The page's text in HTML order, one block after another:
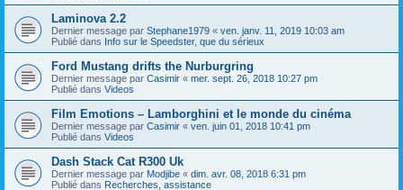
Laminova 2.2
Dernier message par Stephane1979 « ven. janv. 11, 2019 10:03 am
Publié dans Info sur le Speedster, que du sérieux
Ford Mustang drifts the Nurburgring
Dernier message par Casimir « mer. sept. 26, 2018 10:27 pm
Publié dans Videos
Film Emotions – Lamborghini et le monde du cinéma
Dernier message par Casimir « ven. juin 01, 2018 10:41 pm
Publié dans Videos
Dash Stack Cat R300 Uk
Dernier message par Modjibe « dim. avr. 08, 2018 6:31 pm
Publié dans Recherches, assistance